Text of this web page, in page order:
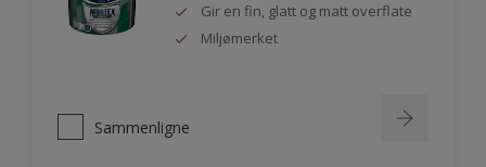
Gir en fin, glatt og matt overflate
Miljømerket
Sammenligne